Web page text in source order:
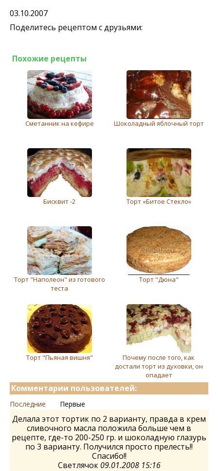
03.10.2007
Поделитесь рецептом с друзьями:
Похожие рецепты
Сметанник на кефире Шоколадный яблочный торт
Бисквит -2 Торт «Битое Стекло»
Торт "Наполеон" из готового
теста
Торт "Дюна"
Торт "Пьяная вишня"
Почему после того, как
достали торт из духовки, он
опадает
Комментарии пользователей:
Последние Первые
Делала этот тортик по 2 варианту, правда в крем
сливочного масла положила больше чем в
рецепте, где-то 200-250 гр. и шоколадную глазурь
по 3 варианту. Получился просто прелесть!!
Спасибо!!
Светлячок 09.01.2008 15:16